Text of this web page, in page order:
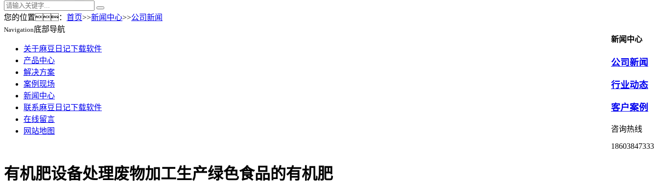
您的位置： 首页>>新闻中心>>公司新闻
新闻中心
公司新闻
行业动态
客户案例
咨询热线
18603847333
有机肥设备处理废物加工生产绿色食品的有机肥
Navigation底部导航
关于麻豆日记下载软件
产品中心
解决方案
案例现场
新闻中心
联系麻豆日记下载软件
在线留言
网站地图